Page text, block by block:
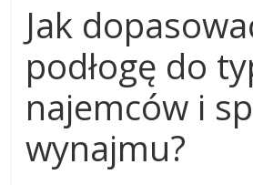
Jak
podłogę do
najemców i
wynajmu?